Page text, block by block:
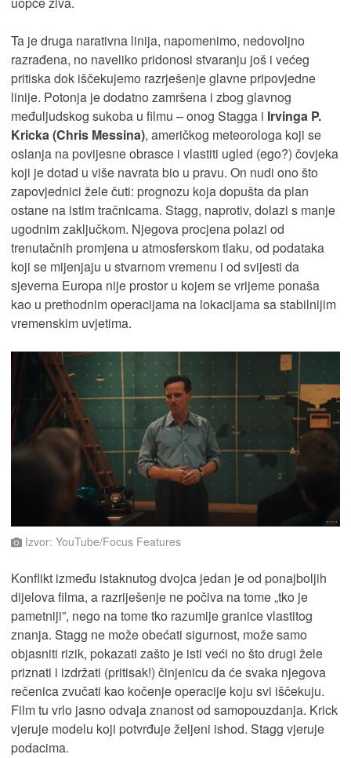
Ta je druga narativna linija, napomenimo, nedovoljno
razrađena, no naveliko pridonosi stvaranju još i većeg
pritiska dok iščekujemo razrješenje glavne pripovjedne
linije. Potonja je dodatno zamršena i zbog glavnog
međuljudskog sukoba u filmu – onog Stagga i Irvinga P.
Kricka (Chris Messina), američkog meteorologa koji se
oslanja na povijesne obrasce i vlastiti ugled (ego?) čovjeka
koji je dotad u više navrata bio u pravu. On nudi ono što
zapovjednici žele čuti: prognozu koja dopušta da plan
ostane na istim tračnicama. Stagg, naprotiv, dolazi s manje
ugodnim zaključkom. Njegova procjena polazi od
trenutačnih promjena u atmosferskom tlaku, od podataka
koji se mijenjaju u stvarnom vremenu i od svijesti da
sjeverna Europa nije prostor u kojem se vrijeme ponaša
kao u prethodnim operacijama na lokacijama sa stabilnijim
vremenskim uvjetima.
Izvor: YouTube/Focus Features
Konflikt između istaknutog dvojca jedan je od ponajboljih
dijelova filma, a razriješenje ne počiva na tome „tko je
pametniji”, nego na tome tko razumije granice vlastitog
znanja. Stagg ne može obećati sigurnost, može samo
objasniti rizik, pokazati zašto je isti veći no što drugi žele
priznati i izdržati (pritisak!) činjenicu da će svaka njegova
rečenica zvučati kao kočenje operacije koju svi iščekuju.
Film tu vrlo jasno odvaja znanost od samopouzdanja. Krick
vjeruje modelu koji potvrđuje željeni ishod. Stagg vjeruje
podacima.